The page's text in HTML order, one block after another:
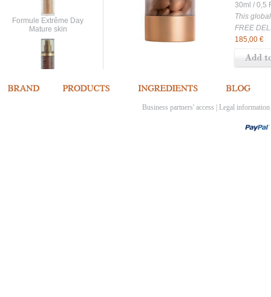
Formule Extrême Day
Mature skin
Formule Longévité
30ml /
This
FREE
185,00 €
Business partners' access Legal information